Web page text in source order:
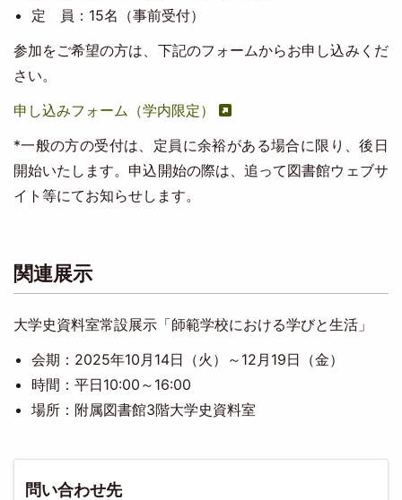
定 員：15名（事前受付）
参加をご希望の方は、下記のフォームからお申し込みくだ
さい。
申し込みフォーム（学内限定）
*一般の方の受付は、定員に余裕がある場合に限り、後日
開始いたします。申込開始の際は、追って図書館ウェブサ
イト等にてお知らせします。
関連展示
大学史資料室常設展示「師範学校における学びと生活」
会期：2025年10月14日（火）～12月19日（金）
時間：平日10:00～16:00
場所：附属図書館3階大学史資料室
問い合わせ先